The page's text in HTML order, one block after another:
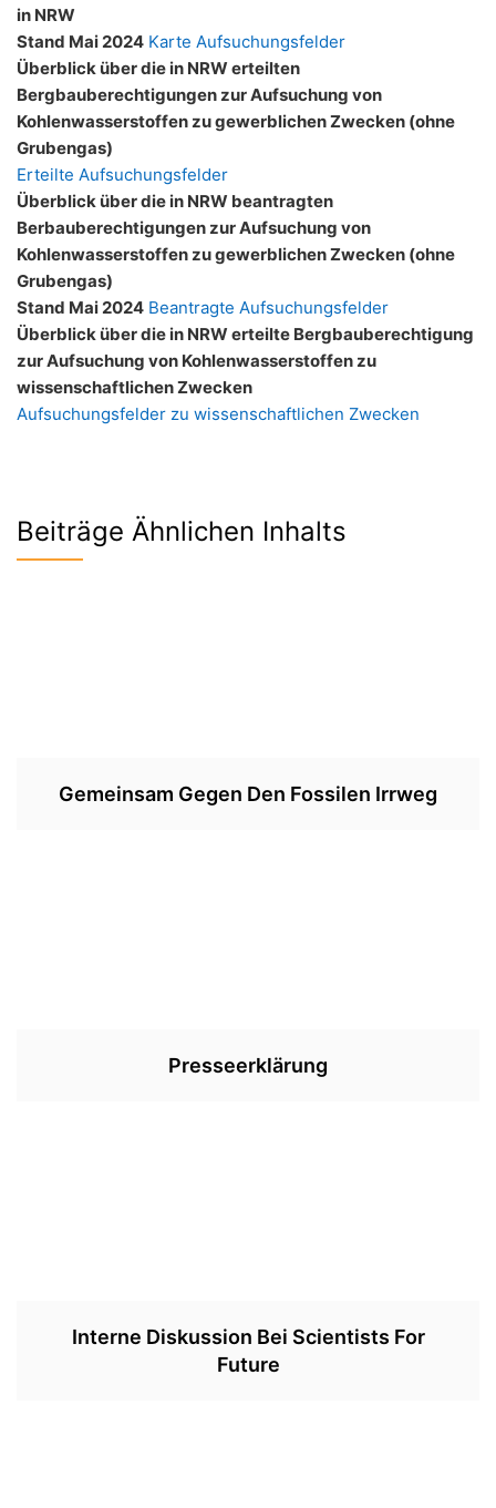
in NRW
Stand Mai 2024 Karte Aufsuchungsfelder
Überblick über die in NRW erteilten
Bergbauberechtigungen zur Aufsuchung von
Kohlenwasserstoffen zu gewerblichen Zwecken (ohne
Grubengas)
Erteilte Aufsuchungsfelder
Überblick über die in NRW beantragten
Berbauberechtigungen zur Aufsuchung von
Kohlenwasserstoffen zu gewerblichen Zwecken (ohne
Grubengas)
Stand Mai 2024 Beantragte Aufsuchungsfelder
Überblick über die in NRW erteilte Bergbauberechtigung
zur Aufsuchung von Kohlenwasserstoffen zu
wissenschaftlichen Zwecken
Aufsuchungsfelder zu wissenschaftlichen Zwecken
Beiträge Ähnlichen Inhalts
Gemeinsam Gegen Den Fossilen Irrweg
Presseerklärung
Interne Diskussion Bei Scientists For
Future